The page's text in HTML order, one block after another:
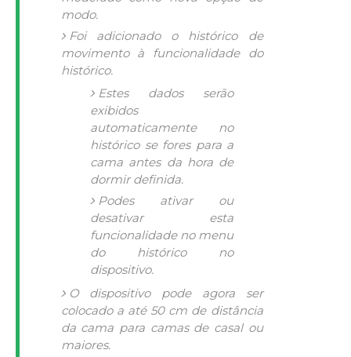
modo.
Foi adicionado o histórico de
movimento à funcionalidade do
histórico.
Estes dados serão
exibidos
automaticamente no
histórico se fores para a
cama antes da hora de
dormir definida.
Podes ativar ou
desativar esta
funcionalidade no menu
do histórico no
dispositivo.
O dispositivo pode agora ser
colocado a até 50 cm de distância
da cama para camas de casal ou
maiores.